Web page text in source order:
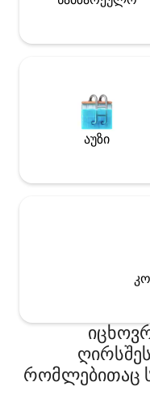
აუზი
რომლებითაც